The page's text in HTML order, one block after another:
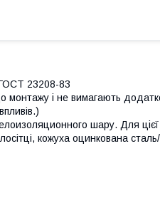
ГОСТ 23208-83
монтажу і не вимагають
шару. Для цієї
кожуха оцинкована сталь/